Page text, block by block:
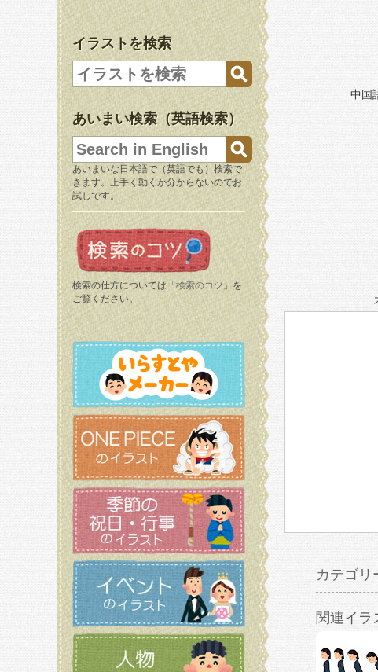
イラストを検索
あいまい検索（英語検索）
あいまいな日本語で（英語でも）検索で
きます。上手く動くか分からないのでお
試しです。
検索の仕方については「 検索のコツ 」を
ご覧ください。
中国
カテゴリ
関連イラ